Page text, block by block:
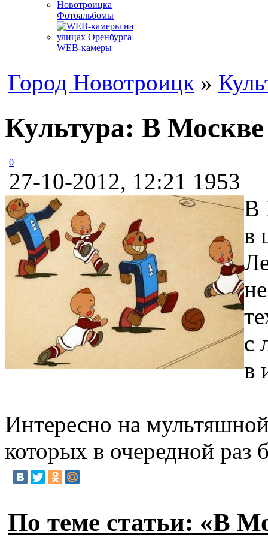
Фотоальбомы
WEB-камеры
Город Новотроицк »
Культура: В Москве
0
27-10-2012, 12:21 1953
В
в
с
в
Интересно на
которых в очередной раз
По теме статьи: «В